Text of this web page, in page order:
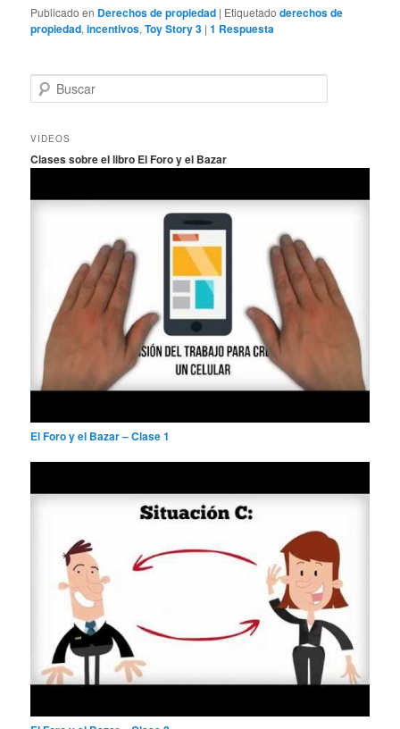
Publicado en Derechos de propiedad | Etiquetado derechos de
propiedad,incentivos,Toy Story 3 |1 Respuesta
u
c
r
VIDEOS
Clases sobre el libro El Foro y el Bazar
El Foro y el Bazar – Clase 1